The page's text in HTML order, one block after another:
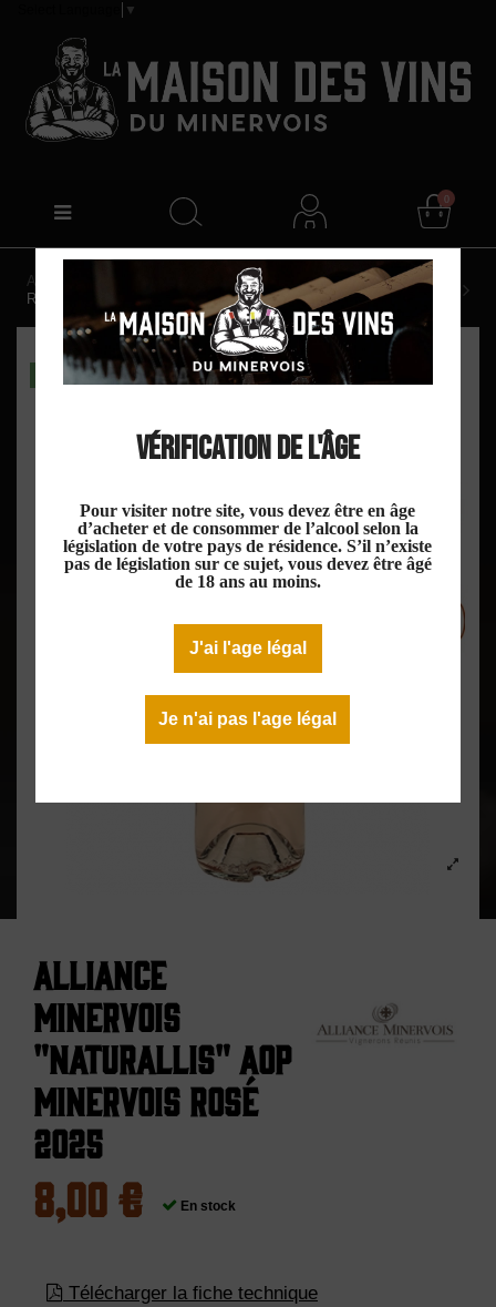
Vérification de l'âge
Pour visiter notre site, vous devez être en âge
d’acheter et de consommer de l’alcool selon la
législation de votre pays de résidence. S’il n’existe
pas de législation sur ce sujet, vous devez être âgé
de 18 ans au moins.
J'ai l'age légal
Je n'ai pas l'age légal
▼
0
Accueil
Alliance Minervois "Naturallis" AOP Minervois
Rosé 2025
DISPO EN MAGASIN
Alliance
Minervois
"Naturallis" AOP
Minervois Rosé
2025
8,00 € En stock
Télécharger la fiche technique